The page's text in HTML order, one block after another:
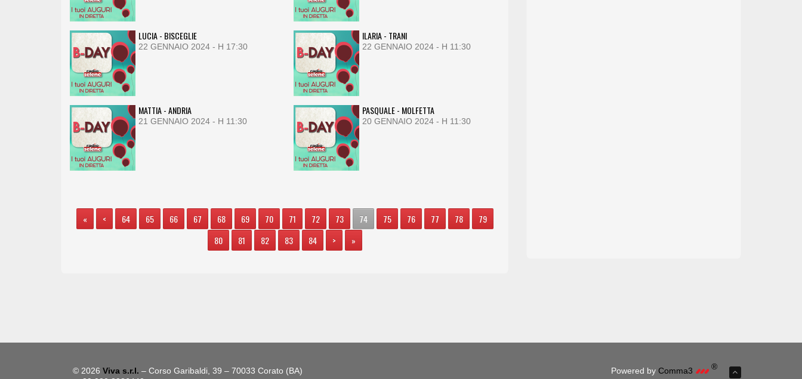
LUCIA - BISCEGLIE
22 GENNAIO 2024 - H 17:30
ILARIA - TRANI
22 GENNAIO 2024 - H 11:30
MATTIA - ANDRIA
21 GENNAIO 2024 - H 11:30
PASQUALE - MOLFETTA
20 GENNAIO 2024 - H 11:30
« < 64 65 66 67 68 69 70 71 72 73 74 75 76 77 78
79
80
81 82 83 84 > »
© 2026 Viva s.r.l. – Corso Garibaldi, 39 – 70033 Corato (BA)
Powered by Comma3 ®